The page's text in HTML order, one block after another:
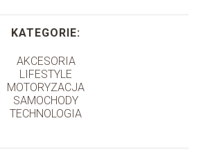
KATEGORIE:
AKCESORIA
LIFESTYLE
MOTORYZACJA
SAMOCHODY
TECHNOLOGIA